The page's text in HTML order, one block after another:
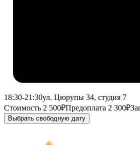
18:30-21:30ул. Цюрупы 34, студия 7
Стоимость 2 500₽Предоплата 2 300₽
Выбрать свободную дату